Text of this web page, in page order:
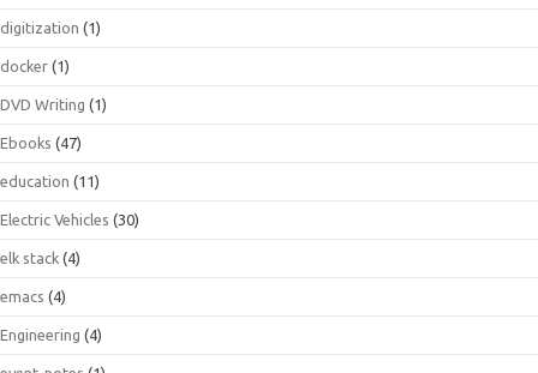
digitization (1)
docker (1)
DVD Writing (1)
Ebooks (47)
education (11)
Electric Vehicles (30)
elk stack (4)
emacs (4)
Engineering (4)